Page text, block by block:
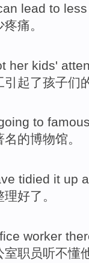
lead to
痛。
her kids'
引起了孩子们
to
的博物馆。
tidied it up
好了。
worker
室职员听不懂